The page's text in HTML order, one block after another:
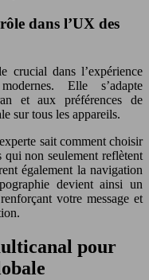
dans l’UX des
crucial dans l’expérience
Elle s’adapte
et aux préférences de
sur tous les appareils.
sait comment choisir
qui non seulement reflètent
également la navigation
devient ainsi un
votre message et
pour